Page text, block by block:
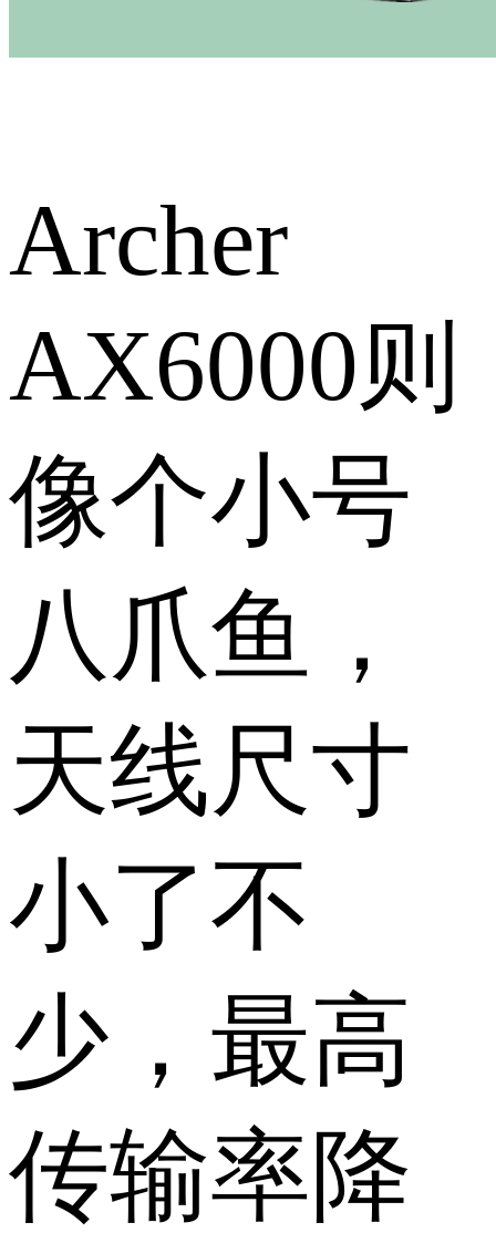
Archer
AX6000则
像个小号
八爪鱼，
天线尺寸
小了不
少，最高
传输率降